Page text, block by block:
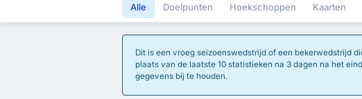
Alle Doelpunten Hoekschoppen Kaarten
Dit is een vroeg seizoenswedstrijd of een bekerwedstrijd
plaats van de laatste 10 statistieken na 3 dagen na het
gegevens bij te houden.